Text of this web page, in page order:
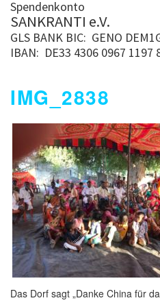
Spendenkonto
SANKRANTI e.V.
GLS BANK BIC: GENO
IBAN: DE33 4306 0967 1197
IMG_2838
Das Dorf sagt „Danke China für